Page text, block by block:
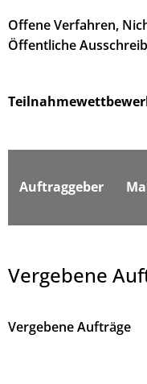
Offene Verfahren,
Öffentliche
Auftraggeber
Vergebene
Vergebene Aufträge